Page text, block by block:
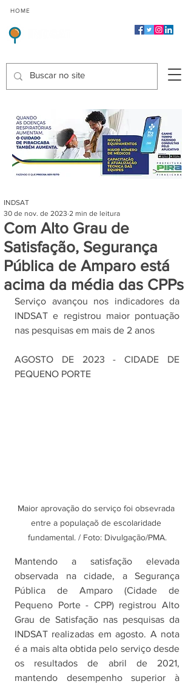
HOME
Com Alto Grau de
Satisfação, Segurança
Pública de Amparo está
acima da média das CPPs
INDSAT
30 de nov. de 2023 2 min de leitura
Serviço avançou nos indicadores da
INDSAT e registrou maior pontuação
nas pesquisas em mais de 2 anos
AGOSTO DE 2023 - CIDADE DE
PEQUENO PORTE
Maior aprovação do serviço foi obsevrada
entre a populaçaõ de escolaridade
fundamental. / Foto: Divulgação/PMA.
Mantendo a satisfação elevada
observada na cidade, a Segurança
Pública de Amparo (Cidade de
Pequeno Porte - CPP) registrou Alto
Grau de Satisfação nas pesquisas da
INDSAT realizadas em agosto. A nota
é a mais alta obtida pelo serviço desde
os resultados de abril de 2021,
mantendo desempenho superior à